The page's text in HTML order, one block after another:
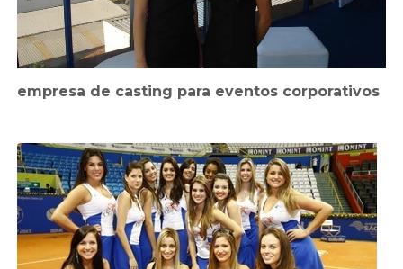
empresa de casting para eventos corporativos